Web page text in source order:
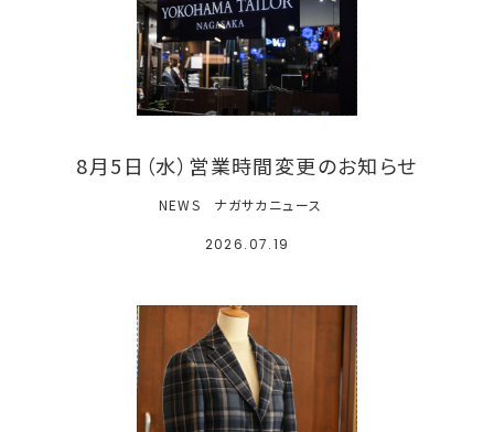
8月5日（水）営業時間変更のお知らせ
NEWS ナガサカニュース
2026.07.19